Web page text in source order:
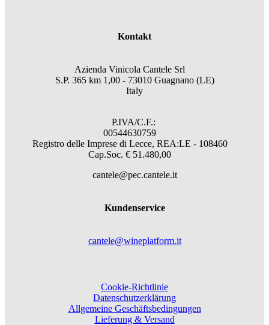
Kontakt
Azienda Vinicola Cantele Srl
S.P. 365 km 1,00 - 73010 Guagnano (LE)
Italy
P.IVA/C.F.:
00544630759
Registro delle Imprese di Lecce, REA:LE - 108460
Cap.Soc. € 51.480,00
cantele@pec.cantele.it
Kundenservice
cantele@wineplatform.it
Cookie-Richtlinie
Datenschutzerklärung
Allgemeine Geschäftsbedingungen
Lieferung & Versand